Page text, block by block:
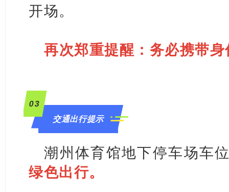
开场。
再次郑重提醒：务必携带
03
交通出行提示
潮州体育馆地下停车场车
绿色出行。